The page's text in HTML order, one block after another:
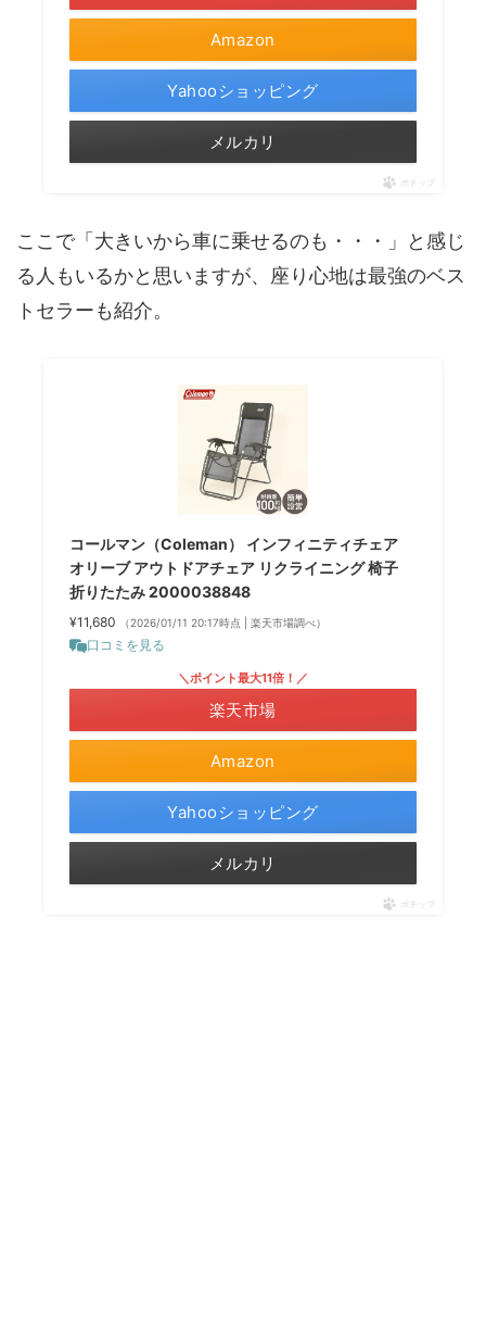
Amazon
Yahooショッピング
メルカリ
ポチップ
ここで「大きいから車に乗せるのも・・・」と感じ
る人もいるかと思いますが、座り心地は最強のベス
トセラーも紹介。
コールマン（Coleman） インフィニティチェア
オリーブ アウトドアチェア リクライニング 椅子
折りたたみ 2000038848
¥11,680 （2026/01/11 20:17時点 | 楽天市場調べ）
口コミを見る
Amazon
＼ポイント最大11倍！／
楽天市場
Yahooショッピング
メルカリ
ポチップ